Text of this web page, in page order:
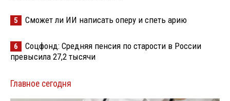
5 Сможет ли ИИ написать оперу и спеть арию
6
Соцфонд: Средняя пенсия по старости в России
превысила 27,2 тысячи
Главное сегодня